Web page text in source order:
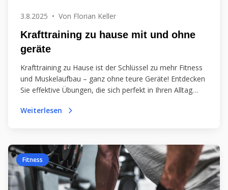
3.8.2025 • Von Florian Keller
Krafttraining zu hause mit und ohne
geräte
Krafttraining zu Hause ist der Schlüssel zu mehr Fitness
und Muskelaufbau – ganz ohne teure Geräte! Entdecken
Sie effektive Übungen, die sich perfekt in Ihren Alltag
Weiterlesen
Fitness